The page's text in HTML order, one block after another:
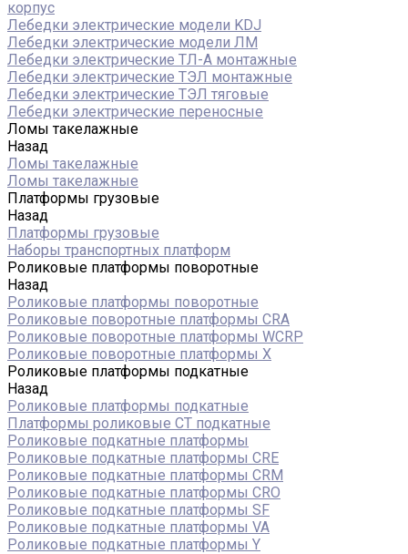
корпус
Лебедки электрические модели KDJ
Лебедки электрические модели ЛМ
Лебедки электрические ТЛ-А монтажные
Лебедки электрические ТЭЛ монтажные
Лебедки электрические ТЭЛ тяговые
Лебедки электрические переносные
Ломы такелажные
Назад
Ломы такелажные
Ломы такелажные
Платформы грузовые
Назад
Платформы грузовые
Наборы транспортных платформ
Роликовые платформы поворотные
Назад
Роликовые платформы поворотные
Роликовые поворотные платформы CRA
Роликовые поворотные платформы WCRP
Роликовые поворотные платформы X
Роликовые платформы подкатные
Назад
Роликовые платформы подкатные
Платформы роликовые СТ подкатные
Роликовые подкатные платформы
Роликовые подкатные платформы CRE
Роликовые подкатные платформы CRM
Роликовые подкатные платформы CRO
Роликовые подкатные платформы SF
Роликовые подкатные платформы VA
Роликовые подкатные платформы Y